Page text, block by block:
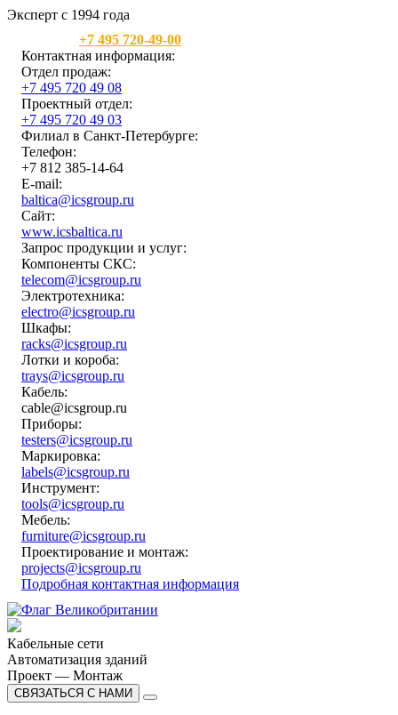
Эксперт с 1994 года
+7 495 720-49-00
Контактная информация:
Отдел продаж:
+7 495 720 49 08
Проектный отдел:
+7 495 720 49 03
Филиал в Санкт-Петербурге:
Телефон:
+7 812 385-14-64
E-mail:
baltica@icsgroup.ru
Сайт:
www.icsbaltica.ru
Запрос продукции и услуг:
Компоненты СКС:
telecom@icsgroup.ru
Электротехника:
electro@icsgroup.ru
Шкафы:
racks@icsgroup.ru
Лотки и короба:
trays@icsgroup.ru
Кабель:
cable@icsgroup.ru
Приборы:
testers@icsgroup.ru
Маркировка:
labels@icsgroup.ru
Инструмент:
tools@icsgroup.ru
Мебель:
furniture@icsgroup.ru
Проектирование и монтаж:
projects@icsgroup.ru
Подробная контактная информация
Кабельные сети
Автоматизация зданий
Проект — Монтаж
СВЯЗАТЬСЯ С НАМИ